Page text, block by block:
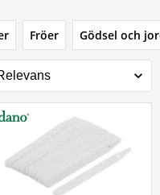
Fröer Gödsel och